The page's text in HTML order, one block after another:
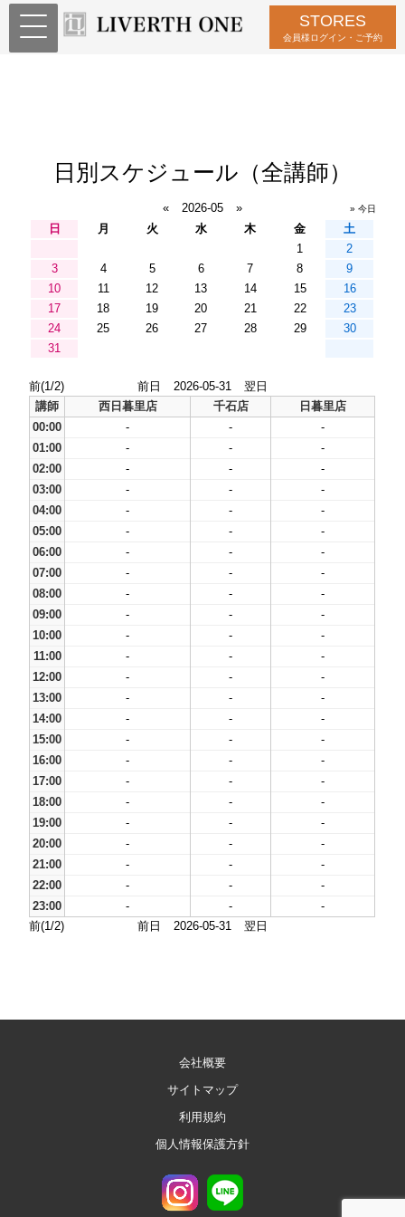
STORES
会員様ログイン・ご予約
日別スケジュール（全講師）
« 2026-05 » » 今日
日 月 火 水 木 金
土
1
2
3
4 5 6 7 8
9
10
11 12 13 14 15
16
17
18 19 20 21 22
23
24
25 26 27 28 29
30
31
前(1/2) 前日 2026-05-31
翌日
講師
西日暮里店 千石店
日暮里店
00:00
- -
-
01:00
- -
-
02:00
- -
-
03:00
- -
-
04:00
- -
-
05:00
- -
-
06:00
- -
-
07:00
- -
-
08:00
- -
-
09:00
- -
-
10:00
- -
-
11:00
- -
-
12:00
- -
-
13:00
- -
-
14:00
- -
-
15:00
- -
-
16:00
- -
-
17:00
- -
-
18:00
- -
-
19:00
- -
-
20:00
- -
-
21:00
- -
-
22:00
- -
-
23:00
- -
-
前(1/2)
前日 2026-05-31 翌日
会社概要
サイトマップ
利用規約
個人情報保護方針